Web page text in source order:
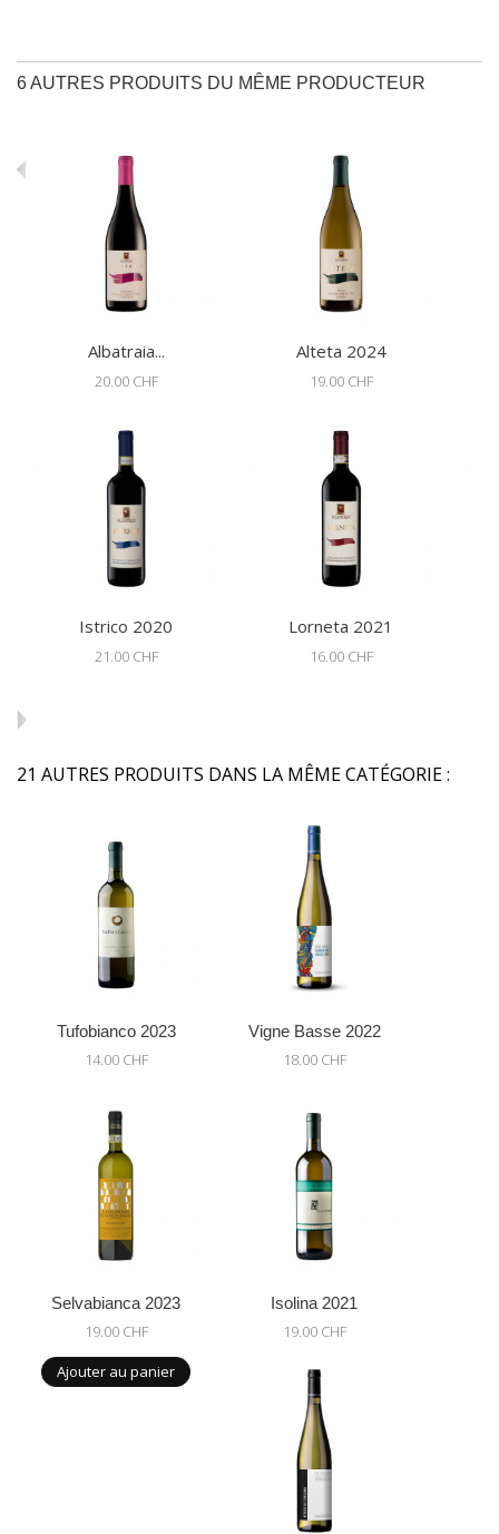
6 AUTRES PRODUITS DU MÊME PRODUCTEUR
Albatraia...
20.00 CHF
Alteta 2024
19.00 CHF
Istrico 2020
21.00 CHF
Lorneta 2021
16.00 CHF
21 AUTRES PRODUITS DANS LA MÊME CATÉGORIE :
Tufobianco 2023
14.00 CHF
Vigne Basse 2022
18.00 CHF
Selvabianca 2023
19.00 CHF
Ajouter au panier
Isolina 2021
19.00 CHF